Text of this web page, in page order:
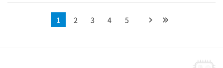
1 2 3 4 5